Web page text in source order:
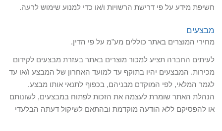
חשיפת מידע על פי דרישת הרשויות ו/או כדי למנוע שימוש לרעה.
מבצעים
מחירי המוצרים באתר כוללים מע"מ על פי הדין.
לעיתים החברה תציע למכור מוצרים באתר בעזרת מבצעים לקידום
מכירות. המבצעים יהיו בתוקף עד למועד האחרון של המבצע ו/או עד
לגמר המלאי, לפי המוקדם מבניהם, בכפוף לתנאי אותו מבצע.
הנהלת האתר שומרת לעצמה את הזכות לפתוח במבצעים, לשונותם
או להפסיקם ללא הודעה מוקדמת ובהתאם לשיקול דעתה הבלעדי